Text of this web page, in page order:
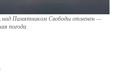
Памятником Свободы отменен —
погода